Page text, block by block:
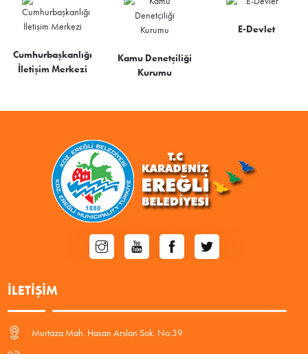
Cumhurbaşkanlığı
İletişim Merkezi
Kamu Denetçiliği
Kurumu
E-Devlet
İLETIŞIM
Murtaza Mah. Hasan Arslan Sok. No:39